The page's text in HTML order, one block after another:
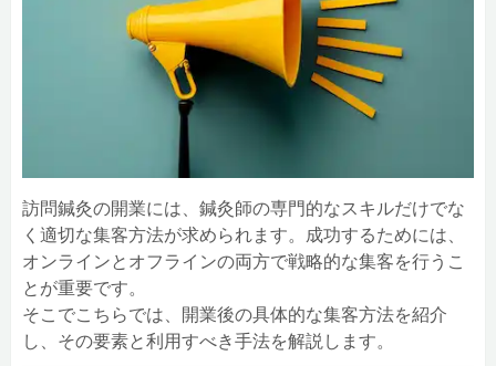
訪問鍼灸の開業には、鍼灸師の専門的なスキルだけでな
く適切な集客方法が求められます。成功するためには、
オンラインとオフラインの両方で戦略的な集客を行うこ
とが重要です。
そこでこちらでは、開業後の具体的な集客方法を紹介
し、その要素と利用すべき手法を解説します。